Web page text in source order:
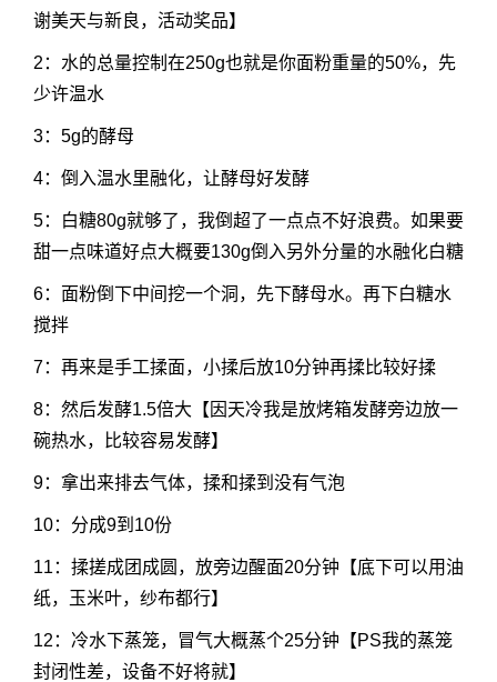
谢美天与新良，活动奖品】
2：水的总量控制在250g也就是你面粉重量的50%，先
少许温水
3：5g的酵母
4：倒入温水里融化，让酵母好发酵
5：白糖80g就够了，我倒超了一点点不好浪费。如果要
甜一点味道好点大概要130g倒入另外分量的水融化白糖
6：面粉倒下中间挖一个洞，先下酵母水。再下白糖水
搅拌
7：再来是手工揉面，小揉后放10分钟再揉比较好揉
8：然后发酵1.5倍大【因天冷我是放烤箱发酵旁边放一
碗热水，比较容易发酵】
9：拿出来排去气体，揉和揉到没有气泡
10：分成9到10份
11：揉搓成团成圆，放旁边醒面20分钟【底下可以用油
纸，玉米叶，纱布都行】
12：冷水下蒸笼，冒气大概蒸个25分钟【PS我的蒸笼
封闭性差，设备不好将就】